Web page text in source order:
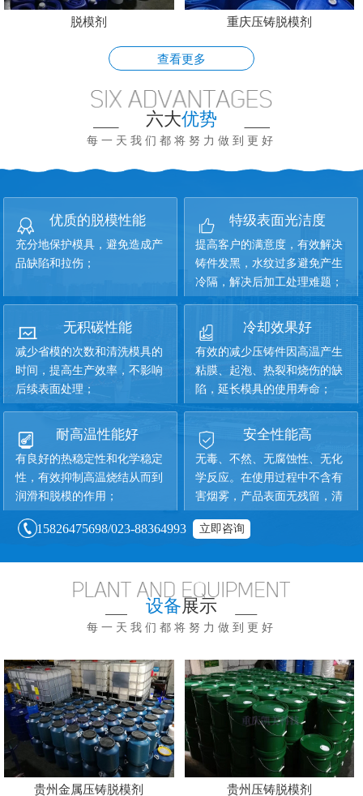
脱模剂 重庆压铸脱模剂
查看更多
六大优势
每一天我们都将努力做到更好
优质的脱模性能
充分地保护模具，避免造成产
品缺陷和拉伤；
特级表面光洁度
提高客户的满意度，有效解决
铸件发黑，水纹过多避免产生
冷隔，解决后加工处理难题；
无积碳性能
减少省模的次数和清洗模具的
时间，提高生产效率，不影响
后续表面处理；
冷却效果好
有效的减少压铸件因高温产生
粘膜、起泡、热裂和烧伤的缺
陷，延长模具的使用寿命；
耐高温性能好
有良好的热稳定性和化学稳定
性，有效抑制高温烧结从而到
润滑和脱模的作用；
安全性能高
无毒、不然、无腐蚀性、无化
学反应。在使用过程中不含有
害烟雾，产品表面无残留，清
洁维护简单、一洗即净；
15826475698/023-88364993 立即咨询
设备展示
每一天我们都将努力做到更好
贵州金属压铸脱模剂 贵州压铸脱模剂